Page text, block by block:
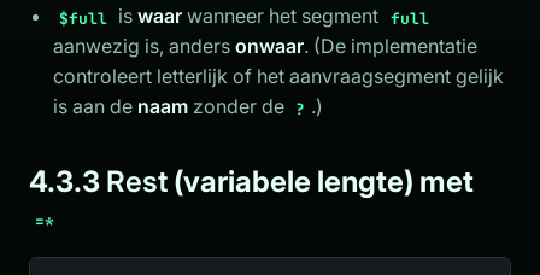
$full iswaar wanneer het segment full
aanwezig is, anders onwaar. (De implementatie
controleert letterlijk of het aanvraagsegment gelijk
is aan de naam zonder de ? .)
4.3.3 Rest (variabele lengte) met
=*